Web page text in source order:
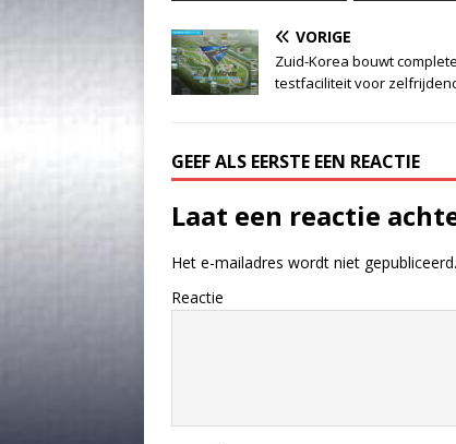
VORIGE
Zuid-Korea bouwt
testfaciliteit voor
GEEF ALS EERSTE EEN REACTIE
Laat een reactie
Het e-mailadres wordt niet gepubliceerd.
Reactie